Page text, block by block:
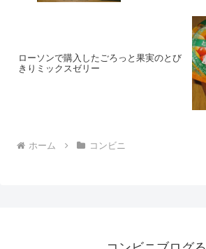
ローソンで購入したごろっと果実のとび
きりミックスゼリー
ホーム コンビニ